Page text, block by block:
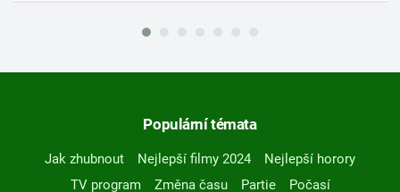
Populární témata
Jak zhubnout Nejlepší filmy 2024
Nejlepší horory
TV program
Změna času Partie
Počasí